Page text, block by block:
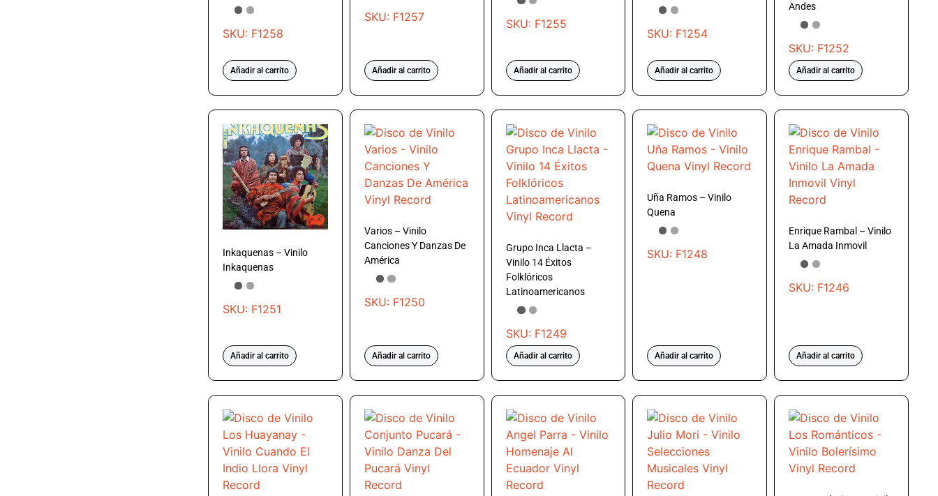
SKU: F1258
Añadir al carrito
SKU: F1257
Añadir al carrito
SKU: F1255
Añadir al carrito
SKU: F1254
Añadir al carrito
Andes
SKU: F1252
Añadir al carrito
Inkaquenas – Vinilo
Inkaquenas
SKU: F1251
Añadir al carrito
Varios – Vinilo
Canciones Y Danzas De
América
SKU: F1250
Añadir al carrito
Grupo Inca Llacta –
Vinilo 14 Éxitos
Folklóricos
Latinoamericanos
SKU: F1249
Añadir al carrito
Uña Ramos – Vinilo
Quena
SKU: F1248
Añadir al carrito
Enrique Rambal – Vinilo
La Amada Inmovil
SKU: F1246
Añadir al carrito